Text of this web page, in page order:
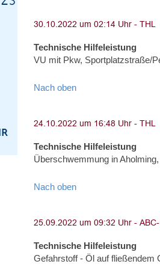
Technische Hilfeleistung
VU mit Pkw, Sportplatzstraße/
Nach oben
Technische Hilfeleistung
Überschwemmung in
Nach oben
Technische Hilfeleistung
Gefahrstoff - Öl auf fließendem